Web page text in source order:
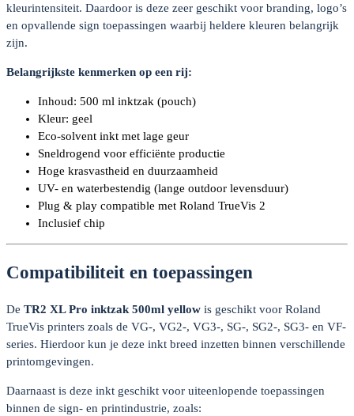
kleurintensiteit. Daardoor is deze zeer geschikt voor branding, logo’s
en opvallende sign toepassingen waarbij heldere kleuren belangrijk
zijn.
Belangrijkste kenmerken op een rij:
Inhoud: 500 ml inktzak (pouch)
Kleur: geel
Eco-solvent inkt met lage geur
Sneldrogend voor efficiënte productie
Hoge krasvastheid en duurzaamheid
UV- en waterbestendig (lange outdoor levensduur)
Plug & play compatible met Roland TrueVis 2
Inclusief chip
Compatibiliteit en toepassingen
De TR2 XL Pro inktzak 500ml yellow is geschikt voor Roland
TrueVis printers zoals de VG-, VG2-, VG3-, SG-, SG2-, SG3- en VF-
series. Hierdoor kun je deze inkt breed inzetten binnen verschillende
printomgevingen.
Daarnaast is deze inkt geschikt voor uiteenlopende toepassingen
binnen de sign- en printindustrie, zoals: